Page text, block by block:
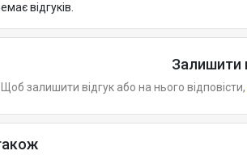
відгуків.
Залишити
Щоб залишити відгук або на нього відповісти,